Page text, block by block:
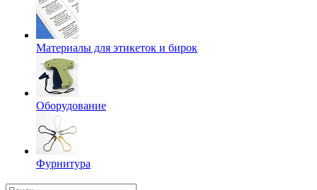
Материалы для этикеток и бирок
Оборудование
Фурнитура